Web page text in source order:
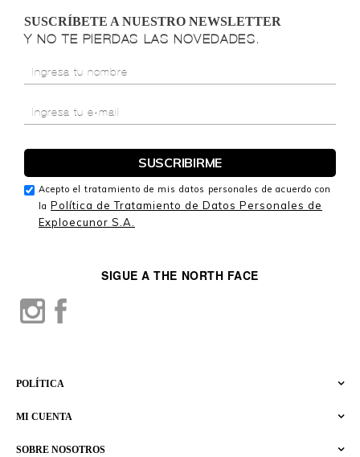
SOBRE NOSOTROS
MI CUENTA
POLÍTICA
SIGUE A THE NORTH FACE
SUSCRÍBETE A NUESTRO NEWSLETTER
Y NO TE PIERDAS LAS NOVEDADES.
Acepto el tratamiento de mis datos personales de acuerdo con
la Política de Tratamiento de Datos Personales de
Exploecunor S.A.